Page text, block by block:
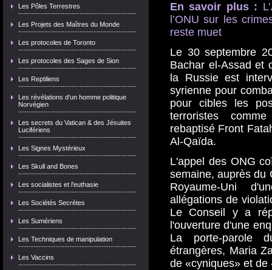
Les Pôles Terrestres
Les Projets des Maîtres du Monde
Les protocoles de Toronto
Les protocoles des Sages de Sion
Les Reptiliens
Les révélations d'un homme politique
Norvégien
Les secrets du Vatican & des Jésuites
Lucifériens
Les Signes Mystérieux
Les Skull and Bones
Les socialistes et l'euthasie
Les Sociétés Secrètes
Les Sumériens
Les Techniques de manipulation
Les Vaccins
En savoir plus :
l’ONU sur les
reste muet
Le 30 septembre
Bachar el-Assad et
la Russie est
syrienne pour
pour cibles les
terroristes
rebaptisé Front
Al-Qaïda.
L'appel des ONG
semaine, auprès du
Royaume-Uni
allégations de
Le Conseil y a
l'ouverture d'une
La porte-parole
étrangères, Maria
de «cyniques» et de